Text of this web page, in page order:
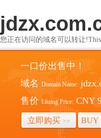
您正在访问的域名可以转让!This
一口价出售中！
域名 Domain Name:
售价 Listing Price: CNY
立即购买 >> BUY